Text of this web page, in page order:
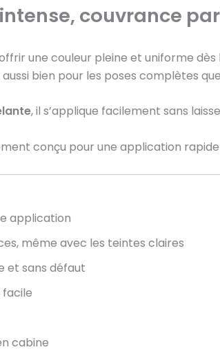
couvrance
une couleur pleine et uniforme
bien pour les poses complètes
, il s’applique facilement sans
conçu pour une application
application
même avec les teintes claires
et sans défaut
facile
cabine